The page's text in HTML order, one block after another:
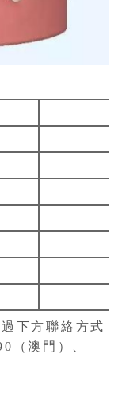
下方聯絡方式
（澳門）、